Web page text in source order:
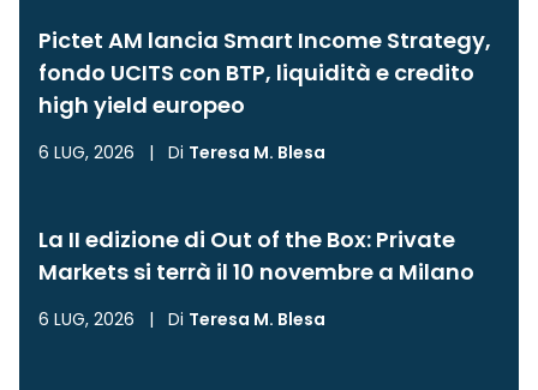
Pictet AM lancia Smart Income Strategy,
fondo UCITS con BTP, liquidità e credito
high yield europeo
6 LUG, 2026 | Di Teresa M. Blesa
La II edizione di Out of the Box: Private
Markets si terrà il 10 novembre a Milano
6 LUG, 2026 | Di Teresa M. Blesa